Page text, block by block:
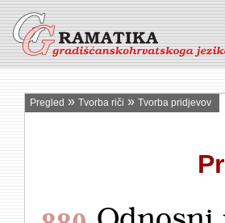
Pregled » Tvorba riči » Tvorba pridjevov